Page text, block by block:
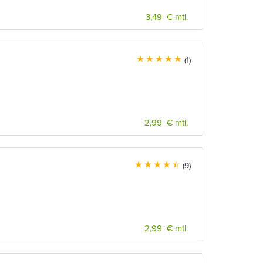
3,49 € mtl.
(1)
2,99 € mtl.
(9)
2,99 € mtl.